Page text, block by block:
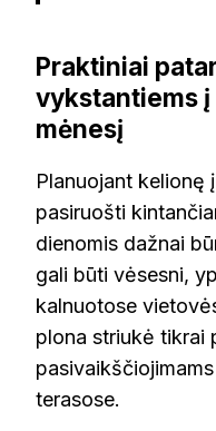
Praktiniai
vykstantiems
mėnesį
Planuojant kelionę
pasiruošti
dienomis dažnai
gali būti vėsesni,
kalnuotose
plona striukė tikrai
terasose.